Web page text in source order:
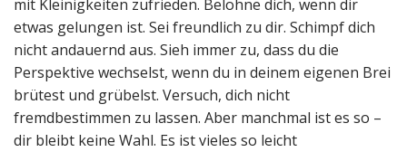
mit Kleinigkeiten zufrieden. Belohne dich, wenn dir
etwas gelungen ist. Sei freundlich zu dir. Schimpf dich
nicht andauernd aus. Sieh immer zu, dass du die
Perspektive wechselst, wenn du in deinem eigenen Brei
brütest und grübelst. Versuch, dich nicht
fremdbestimmen zu lassen. Aber manchmal ist es so –
dir bleibt keine Wahl. Es ist vieles so leicht